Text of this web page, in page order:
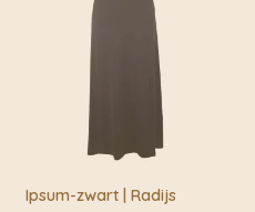
Ipsum-zwart | Radijs